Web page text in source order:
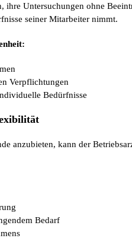
Untersuchungen ohne
seiner Mitarbeiter nimmt.
Verpflichtungen
Bedürfnisse
anzubieten, kann der
Bedarf